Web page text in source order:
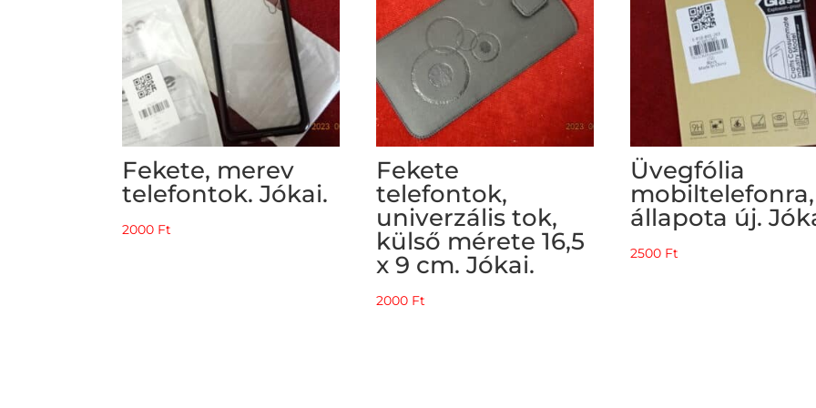
Fekete, merev
telefontok. Jókai.
2000 Ft
Fekete
telefontok,
univerzális tok,
külső mérete 16,5
x 9 cm. Jókai.
2000 Ft
Üvegfólia
mobiltelefonra,
állapota új.
2500 Ft